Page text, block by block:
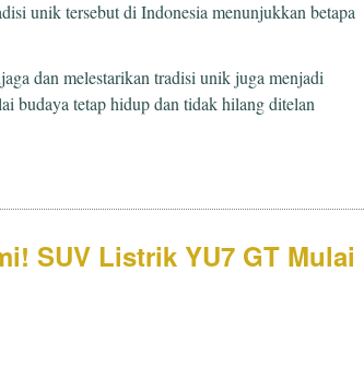
unik tersebut di Indonesia menunjukkan betapa
dan melestarikan tradisi unik juga menjadi
budaya tetap hidup dan tidak hilang ditelan
SUV Listrik YU7 GT Mulai